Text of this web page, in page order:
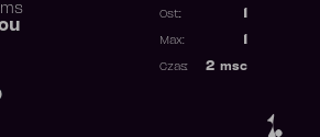
1.
Ost.:
Max:
2 msc
Czas: